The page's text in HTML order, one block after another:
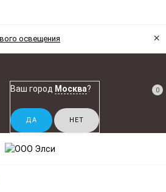
освещения ×
Ваш город Москва? 0